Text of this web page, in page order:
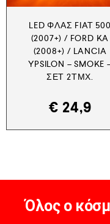
LED ΦΛΑΣ FIAT 500
(2007+) / FORD KA
(2008+) / LANCIA
YPSILON – SMOKE
ΣΕΤ 2ΤΜΧ.
€ 24,9
Όλος ο